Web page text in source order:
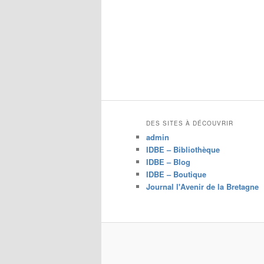
DES SITES À DÉCOUVRIR
admin
IDBE – Bibliothèque
IDBE – Blog
IDBE – Boutique
Journal l'Avenir de la Bretagne